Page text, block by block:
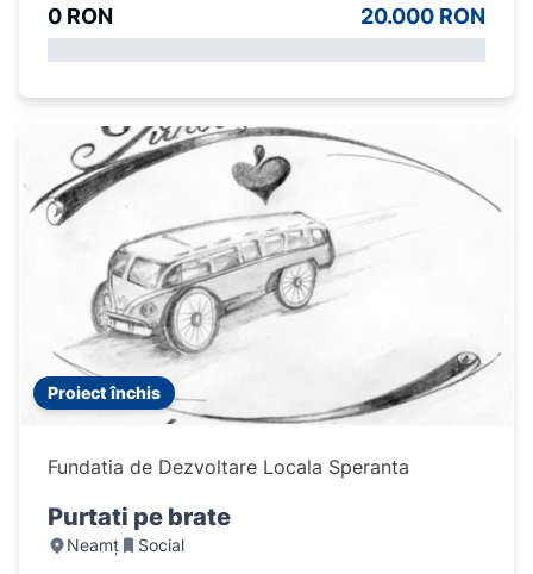
0 RON 20.000 RON
Proiect închis
Fundatia de Dezvoltare Locala Speranta
Purtati pe brate
Neamț Social